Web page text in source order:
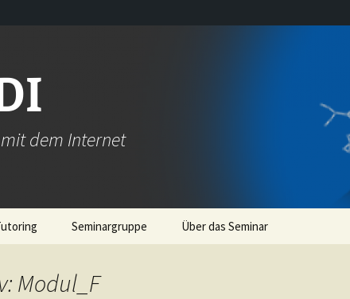
dem Internet
Seminargruppe Über das Seminar
Modul_F